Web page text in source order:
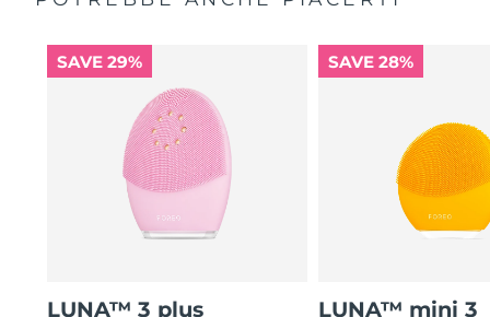
SAVE 29%
LUNA™ 3 plus
SAVE 28%
LUNA™ mini 3